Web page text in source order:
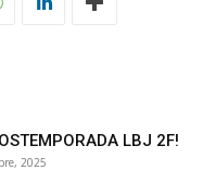
LBJ 2F!
2025